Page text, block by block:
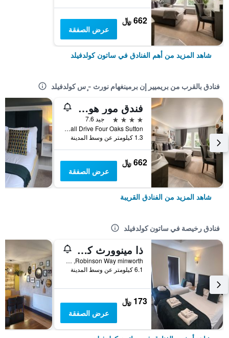
662 ﷼
عرض الصفقة
شاهد المزيد من أهم الفنادق في ساتون كولدفيلد
فنادق بالقرب من بريميير إن برمينغهام نورث - ٕس كولدفيلد
فندق مور هول، بي دبليو بريميير كوليكشن
4 نجوم
جيد 7.6
Moor Hall Drive Four Oaks Sutton, ساتون كولدفيلد, المملكة المتحدة
1.3 كيلومتر عن وسط المدينة
662 ﷼
عرض الصفقة
شاهد المزيد من الفنادق القريبة
فنادق رخيصة في ساتون كولدفيلد
ذا مينوورث كلوب آند لودج
Robinson Way minworth, ساتون كولدفيلد, المملكة المتحدة
6.1 كيلومتر عن وسط المدينة
173 ﷼
عرض الصفقة